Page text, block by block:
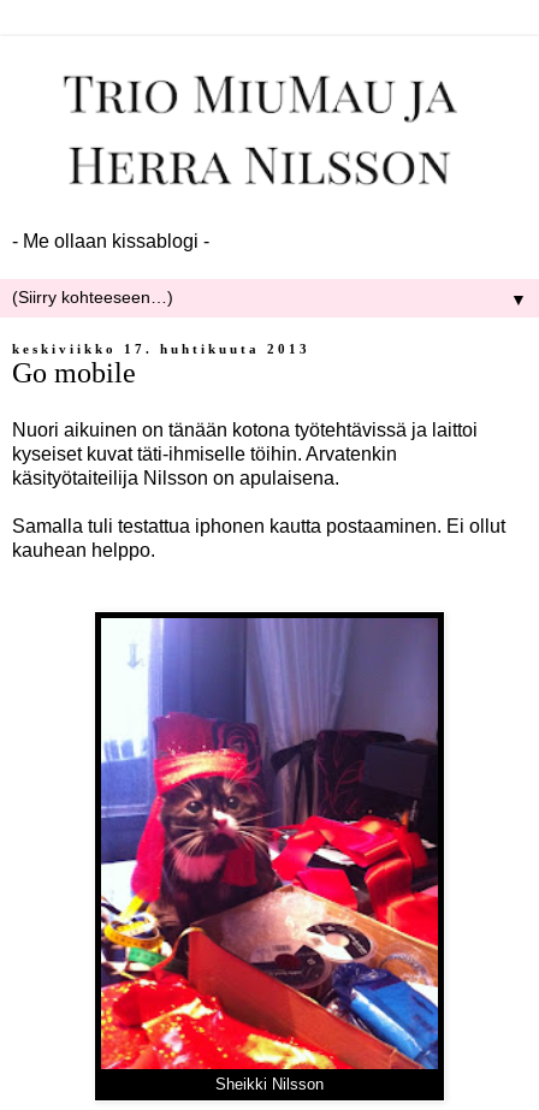
- Me ollaan kissablogi -
▼
keskiviikko 17. huhtikuuta 2013
Go mobile
Nuori aikuinen on tänään kotona työtehtävissä ja laittoi
kyseiset kuvat täti-ihmiselle töihin. Arvatenkin
käsityötaiteilija Nilsson on apulaisena.
Samalla tuli testattua iphonen kautta postaaminen. Ei ollut
kauhean helppo.
Sheikki Nilsson